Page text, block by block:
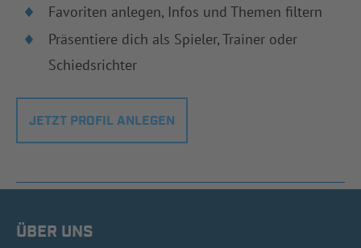
Favoriten anlegen, Infos und Themen filtern
Präsentiere dich als Spieler, Trainer oder
Schiedsrichter
JETZT PROFIL ANLEGEN
ÜBER UNS